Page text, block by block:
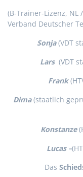
(B-Trainer-Lizenz,
Verband Deutscher
Sonja(VDT
Lars (VDT
Frank
Dima(staatlich
Konstanze
Lucas –
Das